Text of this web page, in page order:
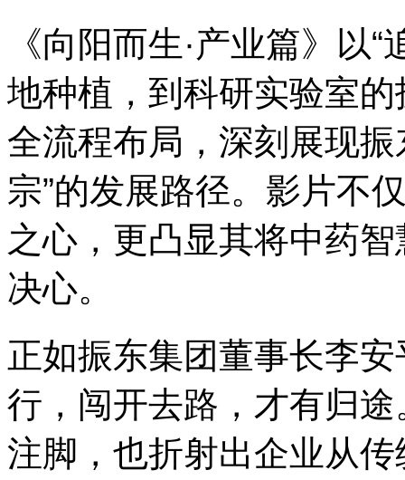
《向阳而生·产业篇》以
地种植，到科研实验室
全流程布局，深刻展现
宗”的发展路径。影片不
之心，更凸显其将中药
决心。
正如振东集团董事长李
行，闯开去路，才有归
注脚，也折射出企业从